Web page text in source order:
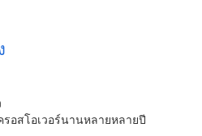
อสโอเวอร์นานหลายหลายปี